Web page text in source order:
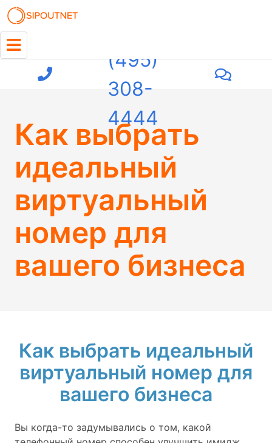
(495)
308-
4444
Как выбрать
идеальный
виртуальный
номер для
вашего бизнеса
Как выбрать идеальный
виртуальный номер для
вашего бизнеса
Вы когда-то задумывались о том, какой